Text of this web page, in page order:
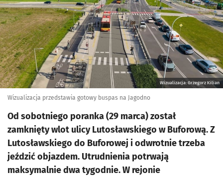
Wizualizacja: Grzegorz Kilian
Wizualizacja przedstawia gotowy buspas na Jagodno
Od sobotniego poranka (29 marca) został
zamknięty wlot ulicy Lutosławskiego w Buforową. Z
Lutosławskiego do Buforowej i odwrotnie trzeba
jeździć objazdem. Utrudnienia potrwają
maksymalnie dwa tygodnie. W rejonie